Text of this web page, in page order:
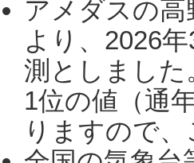
アメダスの
より、2026
測としました
1位の値（通
りますので